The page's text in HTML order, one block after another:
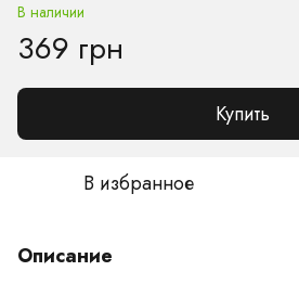
В наличии
369 грн
Купить
В избранное
Описание